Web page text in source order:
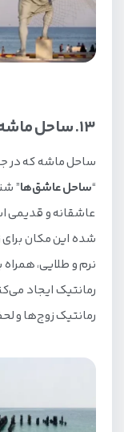
13. ساحل ماشه کیش
ساحل ماشه که در
“ساحل عاشق‌ها”
عاشقانه و قدیمی
شده این مکان
نرم و طلایی،
رمانتیک ایجاد
رمانتیک زوج‌ها و